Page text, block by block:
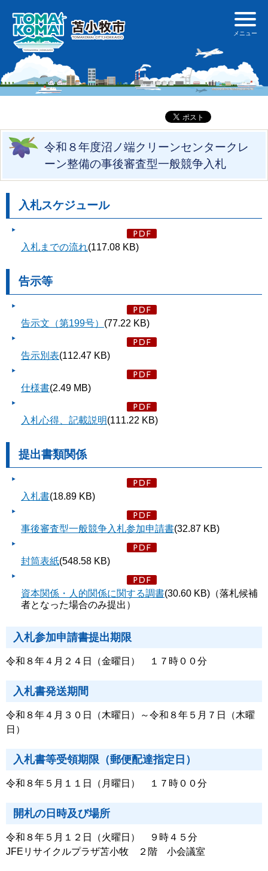
令和８年度沼ノ端クリーンセンタークレ
ーン整備の事後審査型一般競争入札
入札スケジュール
入札までの流れ(117.08 KB)
告示等
告示文（第199号） (77.22 KB)
告示別表(112.47 KB)
仕様書(2.49 MB)
入札心得、記載説明(111.22 KB)
提出書類関係
入札書(18.89 KB)
事後審査型一般競争入札参加申請書(32.87 KB)
封筒表紙(548.58 KB)
資本関係・人的関係に関する調書(30.60 KB)（落札候補
者となった場合のみ提出）
入札参加申請書提出期限
令和８年４月２４日（金曜日） １７時００分
入札書発送期間
令和８年４月３０日（木曜日）～令和８年５月７日（木曜
日）
入札書等受領期限（郵便配達指定日）
令和８年５月１１日（月曜日） １７時００分
開札の日時及び場所
令和８年５月１２日（火曜日） ９時４５分
JFEリサイクルプラザ苫小牧 ２階 小会議室